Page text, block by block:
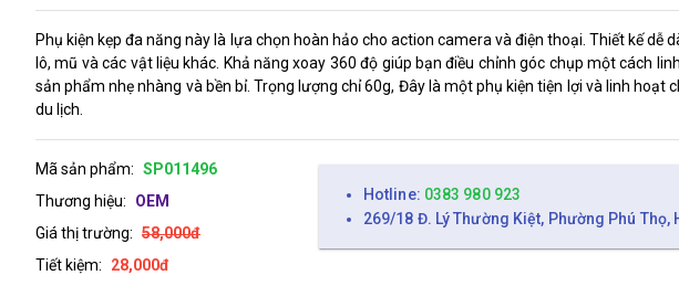
Phụ kiện kẹp đa năng này là lựa chọn hoàn hảo cho action camera và điện thoại. Thiết kế dễ
lô, mũ và các vật liệu khác. Khả năng xoay 360 độ giúp bạn điều chỉnh góc chụp một cách
sản phẩm nhẹ nhàng và bền bỉ. Trọng lượng chỉ 60g, Đây là một phụ kiện tiện lợi và linh hoạt
du lịch.
Mã sản phẩm: SP011496
Thương hiệu:
OEM
Giá thị trường: 58,000đ
Tiết kiệm:
28,000đ
Hotline: 0383 980 923
269/18 Đ. Lý Thường Kiệt, Phường Phú Thọ,